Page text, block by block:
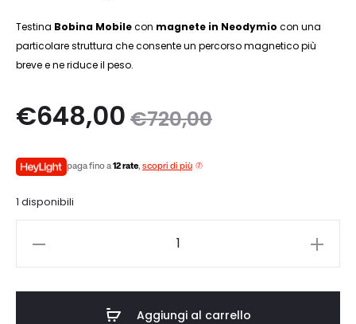
Testina Bobina Mobilecon magnete in Neodymio con una
particolare struttura che consente un percorso magnetico più
breve e ne riduce il peso.
€720,00
Il
originale
era:
€720,00.
€648,00
è:
paga fino a12 rate, scopri di più
1 disponibili
Aggiungi al carrello